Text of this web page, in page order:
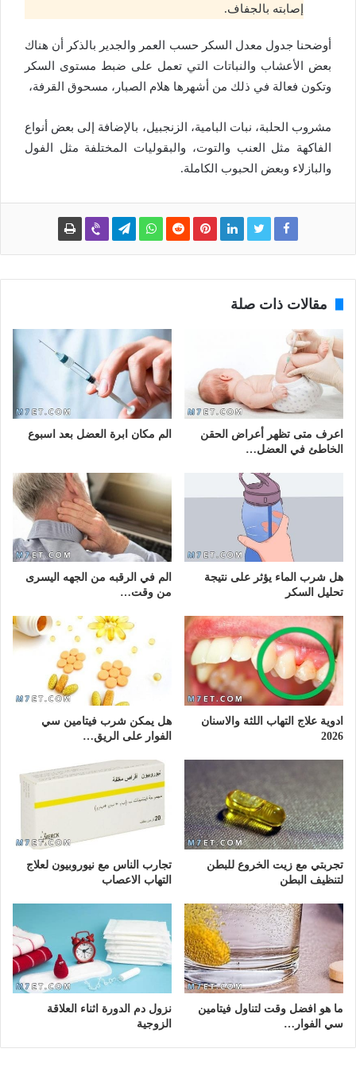
إصابته بالجفاف.
أوضحنا جدول معدل السكر حسب العمر والجدير بالذكر أن هناك
بعض الأعشاب والنباتات التي تعمل على ضبط مستوى السكر
وتكون فعالة في ذلك من أشهرها هلام الصبار، مسحوق القرفة،
مشروب الحلبة، نبات البامية، الزنجبيل، بالإضافة إلى بعض أنواع
الفاكهة مثل العنب والتوت، والبقوليات المختلفة مثل الفول
والبازلاء وبعض الحبوب الكاملة.
مقالات ذات صلة
اعرف متى تظهر أعراض الحقن
الخاطئ في العضل…
الم مكان ابرة العضل بعد اسبوع
هل شرب الماء يؤثر على نتيجة
تحليل السكر
الم في الرقبه من الجهه اليسرى
من وقت…
ادوية علاج التهاب اللثة والاسنان
2026
هل يمكن شرب فيتامين سي
الفوار على الريق…
تجربتي مع زيت الخروع للبطن
لتنظيف البطن
تجارب الناس مع نيوروبيون لعلاج
التهاب الاعصاب
ما هو افضل وقت لتناول فيتامين
سي الفوار…
نزول دم الدورة اثناء العلاقة
الزوجية